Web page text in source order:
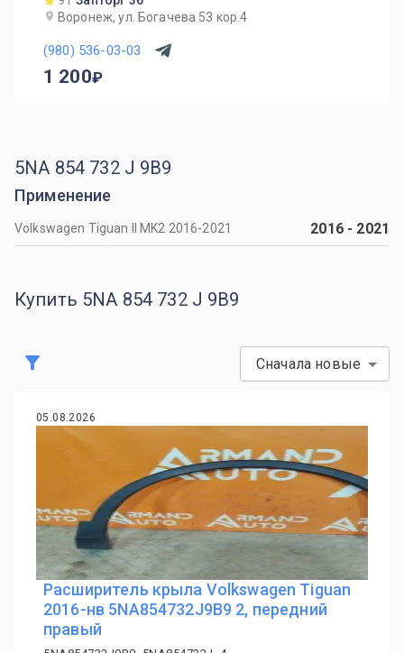
Воронеж, ул. Богачева 53 кор.4
(980) 536-03-03
1 200
5NA 854 732 J 9B9
Применение
Volkswagen Tiguan II MK2 2016-2021 2016- 2021
Купить 5NA 854 732 J 9B9
Сначала новые
05.08.2026
Расширитель крыла Volkswagen Tiguan
2016-нв 5NA854732J9B9 2, передний
правый